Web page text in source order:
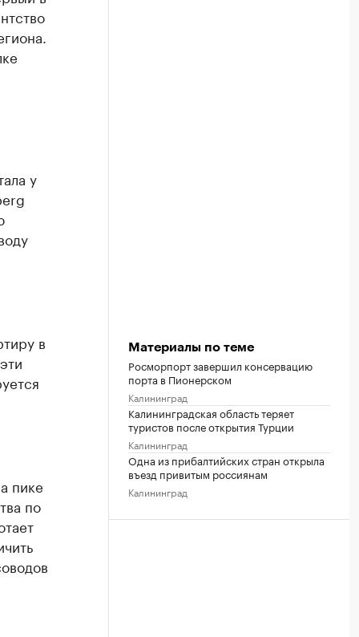
у
в
пике
по
Материалы по теме
Росморпорт завершил консервацию
порта в Пионерском
Калининград
Калининградская область теряет
туристов после открытия Турции
Калининград
Одна из прибалтийских стран открыла
въезд привитым россиянам
Калининград